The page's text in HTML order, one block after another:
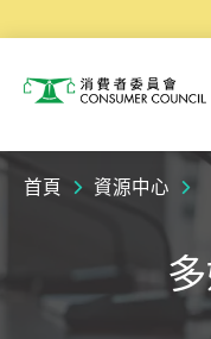
消費者委員會
首頁 資源中心